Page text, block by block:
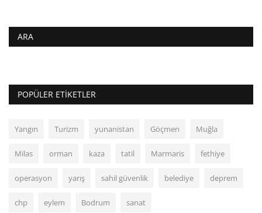
ARA
POPÜLER ETIKETLER
Yangın Turizm yunanistan Göçmen Muğla
Milas orman kaza tatil Marmaris fethiye
operasyon yarış sahil güvenlik belediye deprem
chp eylem Bodrum sanat